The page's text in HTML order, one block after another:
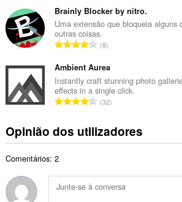
d
e
a
v
l
i
a
ç
e
s
o
t
a
d
e
a
v
l
i
õ
e
m
e
r
o
o
t
a
e
a
l
Brainly Blocker by nitro.
Uma extensão que bloqueia alguns
outras coisas.
N
m
e
r
o
o
t
d
e
8
Ambient Aurea
Instantly craft stunning photo
effects in a single click.
N
m
e
t
o
32
Opinião dos utilizadores
Comentários: 2